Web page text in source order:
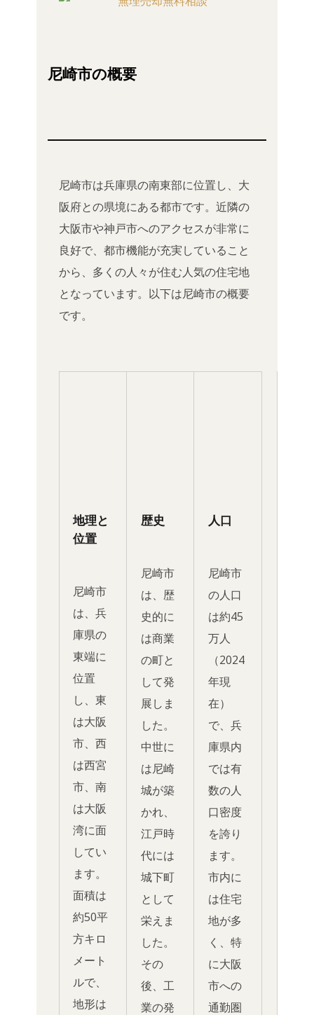
進められます。
尼崎市の概要
尼崎市は兵庫県の南東部に位置し、大
阪府との県境にある都市です。近隣の
大阪市や神戸市へのアクセスが非常に
良好で、都市機能が充実していること
から、多くの人々が住む人気の住宅地
となっています。以下は尼崎市の概要
です。
地理と
位置
尼崎市
は、兵
庫県の
東端に
位置
し、東
は大阪
市、西
は西宮
市、南
は大阪
湾に面
してい
ます。
面積は
約50平
方キロ
メート
ルで、
地形は
歴史
尼崎市
は、歴
史的に
は商業
の町と
して発
展しま
した。
中世に
は尼崎
城が築
かれ、
江戸時
代には
城下町
として
栄えま
した。
その
後、工
業の発
人口
尼崎市
の人口
は約45
万人
（2024
年現
在）
で、兵
庫県内
では有
数の人
口密度
を誇り
ます。
市内に
は住宅
地が多
く、特
に大阪
市への
通勤圏